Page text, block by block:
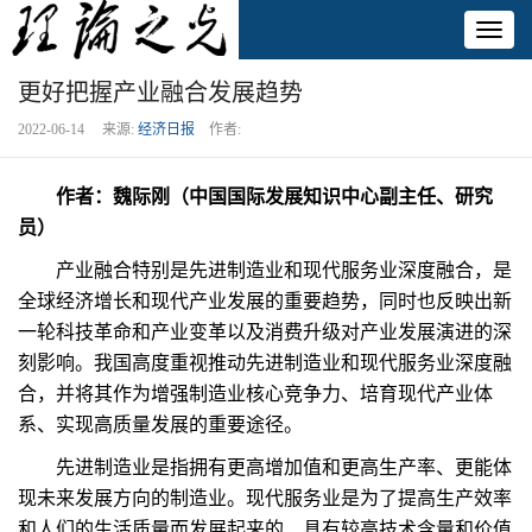
更好把握产业融合发展趋势
2022-06-14 来源: 经济日报 作者:
作者：魏际刚（中国国际发展知识中心副主任、研究
员）
产业融合特别是先进制造业和现代服务业深度融合，是
全球经济增长和现代产业发展的重要趋势，同时也反映出新
一轮科技革命和产业变革以及消费升级对产业发展演进的深
刻影响。我国高度重视推动先进制造业和现代服务业深度融
合，并将其作为增强制造业核心竞争力、培育现代产业体
系、实现高质量发展的重要途径。
先进制造业是指拥有更高增加值和更高生产率、更能体
现未来发展方向的制造业。现代服务业是为了提高生产效率